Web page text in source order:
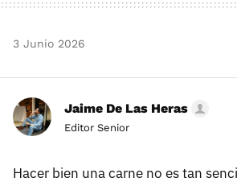
3 Junio 2026
Jaime De Las Heras
Editor Senior
Hacer bien una carne no es tan